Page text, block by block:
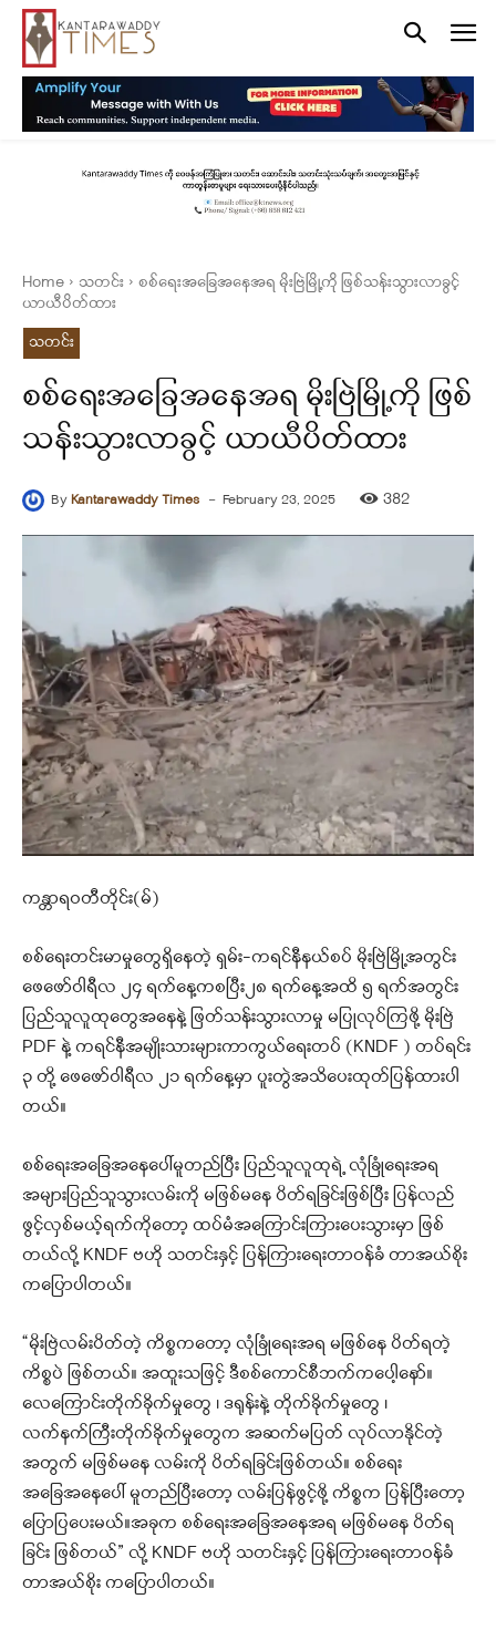
Home သတင်း
စစ်ရေးအခြေအနေအရ မိုးဗြဲမြို့ကို ဖြစ်သန်းသွားလာခွင့်
ယာယီပိတ်ထား
သတင်း
စစ်ရေးအခြေအနေအရ မိုးဗြဲမြို့ကို ဖြစ်
သန်းသွားလာခွင့် ယာယီပိတ်ထား
ByKantarawaddy Times - February 23, 2025 382
ကန္တာရဝတီတိုင်း(မ်)
စစ်ရေးတင်းမာမှုတွေရှိနေတဲ့ ရှမ်း-ကရင်နီနယ်စပ် မိုးဗြဲမြို့အတွင်း
ဖေဖော်ဝါရီလ ၂၄ ရက်နေ့ကစပြီး၂၈ ရက်နေ့အထိ ၅ ရက်အတွင်း
ပြည်သူလူထုတွေအနေနဲ့ ဖြတ်သန်းသွားလာမှု မပြုလုပ်ကြဖို့ မိုးဗြဲ
PDF နဲ့ ကရင်နီအမျိုးသားများကာကွယ်ရေးတပ် (KNDF ) တပ်ရင်း
၃ တို့ ဖေဖော်ဝါရီလ ၂၁ ရက်နေ့မှာ ပူးတွဲအသိပေးထုတ်ပြန်ထားပါ
တယ်။
စစ်ရေးအခြေအနေပေါ်မူတည်ပြီး ပြည်သူလူထုရဲ့ လုံခြုံရေးအရ
အများပြည်သူသွားလမ်းကို မဖြစ်မနေ ပိတ်ရခြင်းဖြစ်ပြီး ပြန်လည်
ဖွင့်လှစ်မယ့်ရက်ကိုတော့ ထပ်မံအကြောင်းကြားပေးသွားမှာ ဖြစ်
တယ်လို့ KNDF ဗဟို သတင်းနှင့် ပြန်ကြားရေးတာဝန်ခံ တာအယ်စိုး
ကပြောပါတယ်။
“မိုးဗြဲလမ်းပိတ်တဲ့ ကိစ္စကတော့ လုံခြုံရေးအရ မဖြစ်နေ ပိတ်ရတဲ့
ကိစ္စပဲ ဖြစ်တယ်။ အထူးသဖြင့် ဒီစစ်ကောင်စီဘက်ကပေါ့နော်။
လေကြောင်းတိုက်ခိုက်မှုတွေ ၊ ဒရုန်းနဲ့ တိုက်ခိုက်မှုတွေ ၊
လက်နက်ကြီးတိုက်ခိုက်မှုတွေက အဆက်မပြတ် လုပ်လာနိုင်တဲ့
အတွက် မဖြစ်မနေ လမ်းကို ပိတ်ရခြင်းဖြစ်တယ်။ စစ်ရေး
အခြေအနေပေါ် မူတည်ပြီးတော့ လမ်းပြန်ဖွင့်ဖို့ ကိစ္စက ပြန်ပြီးတော့
ပြောပြပေးမယ်။အခုက စစ်ရေးအခြေအနေအရ မဖြစ်မနေ ပိတ်ရ
ခြင်း ဖြစ်တယ်” လို့ KNDF ဗဟို သတင်းနှင့် ပြန်ကြားရေးတာဝန်ခံ
တာအယ်စိုး ကပြောပါတယ်။